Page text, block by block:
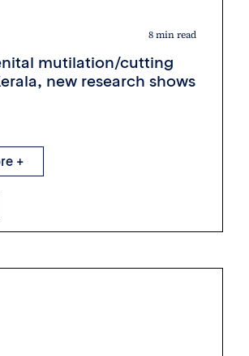
8 min read
mutilation/cutting
new research shows
+